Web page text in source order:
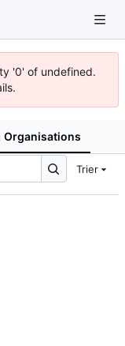
'0' of undefined.
Organisations
Trier